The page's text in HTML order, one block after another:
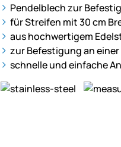
Pendelblech zur
für Streifen mit 30 cm
aus hochwertigem
zur Befestigung an
schnelle und einfache